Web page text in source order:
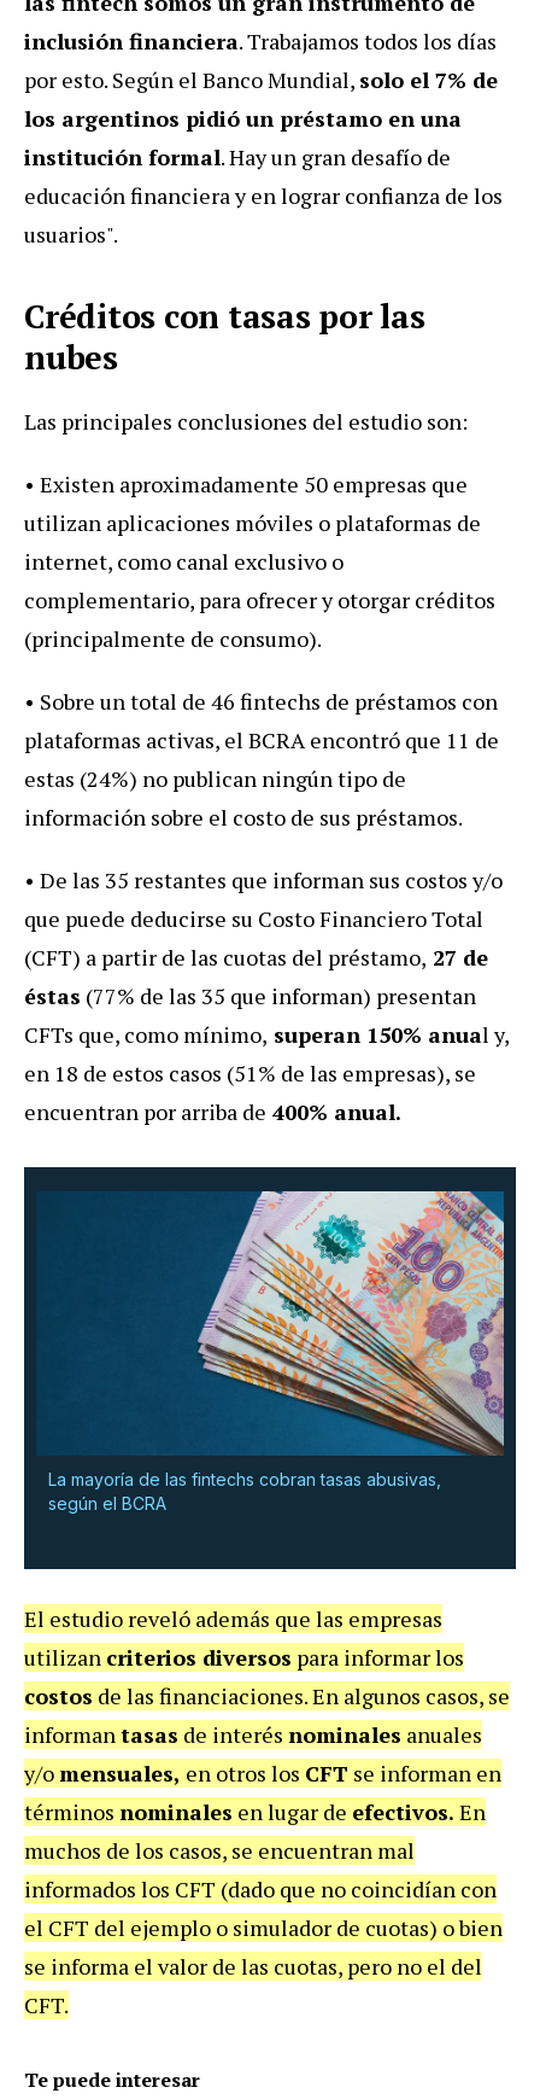
inclusión financiera. Trabajamos todos los días
por esto. Según el Banco Mundial, solo el 7% de
los argentinos pidió un préstamo en una
institución formal. Hay un gran desafío de
educación financiera y en lograr confianza de los
usuarios".
Créditos con tasas por las
nubes
Las principales conclusiones del estudio son:
• Existen aproximadamente 50 empresas que
utilizan aplicaciones móviles o plataformas de
internet, como canal exclusivo o
complementario, para ofrecer y otorgar créditos
(principalmente de consumo).
• Sobre un total de 46 fintechs de préstamos con
plataformas activas, el BCRA encontró que 11 de
estas (24%) no publican ningún tipo de
información sobre el costo de sus préstamos.
• De las 35 restantes que informan sus costos y/o
que puede deducirse su Costo Financiero Total
(CFT) a partir de las cuotas del préstamo, 27 de
éstas (77% de las 35 que informan) presentan
CFTs que, como mínimo, superan 150% anual y,
en 18 de estos casos (51% de las empresas), se
encuentran por arriba de 400% anual.
La mayoría de las fintechs cobran tasas abusivas,
según el BCRA
El estudio reveló además que las empresas
utilizan criterios diversos para informar los
costos de las financiaciones. En algunos casos, se
informantasas de interés nominales anuales
y/omensuales, en otros los CFT se informan en
términos nominales en lugar de efectivos. En
muchos de los casos, se encuentran mal
informados los CFT (dado que no coincidían con
el CFT del ejemplo o simulador de cuotas) o bien
se informa el valor de las cuotas, pero no el del
CFT.
Te puede interesar